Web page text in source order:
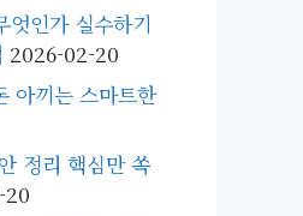
엇인가 실수하기
2026-02-20
아끼는 스마트한
정리 핵심만 쏙
20